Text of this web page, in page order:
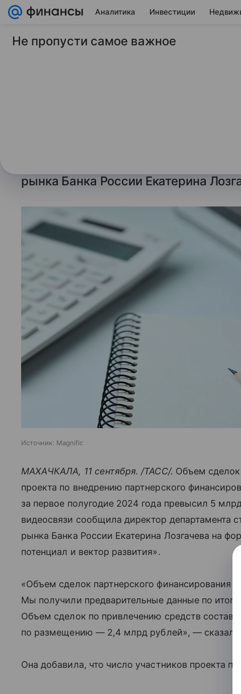
Аналитика Инвестиции
11 сентября 2024 ТАСС
Объем сделок
рынка Банка России Екатерина
Источник: Magnific
МАХАЧКАЛА, 11 сентября. /ТАСС/. Объем сделок
проекта по внедрению партнерского
за первое полугодие 2024 года превысил 5
видеосвязи сообщила директор департамента
рынка Банка России Екатерина Лозгачева на
потенциал и вектор развития».
«Объем сделок партнерского финансирования
Мы получили предварительные данные по
Объем сделок по привлечению средств
по размещению — 2,4 млрд рублей», — сказала
Она добавила, что число участников проекта
Не пропусти самое важное